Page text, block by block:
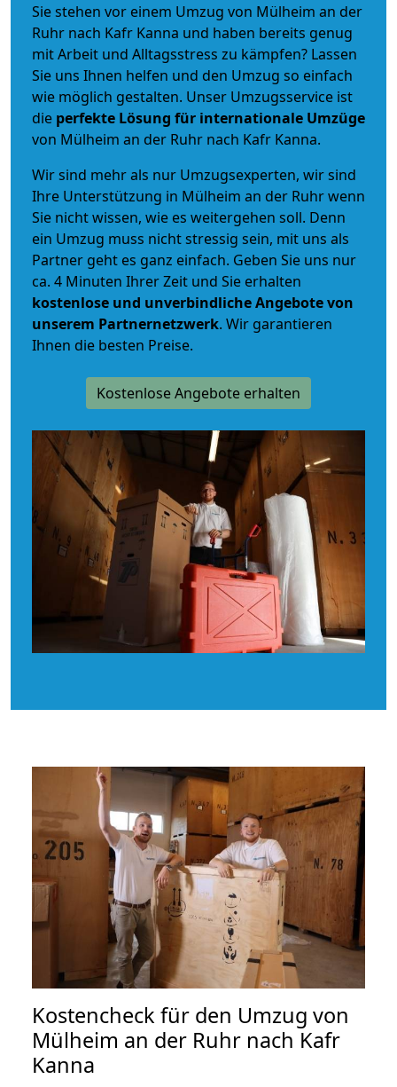
Sie stehen vor einem Umzug von Mülheim an der
Ruhr nach Kafr Kanna und haben bereits genug
mit Arbeit und Alltagsstress zu kämpfen? Lassen
Sie uns Ihnen helfen und den Umzug so einfach
wie möglich gestalten. Unser Umzugsservice ist
die perfekte Lösung für internationale Umzüge
von Mülheim an der Ruhr nach Kafr Kanna.
Wir sind mehr als nur Umzugsexperten, wir sind
Ihre Unterstützung in Mülheim an der Ruhr wenn
Sie nicht wissen, wie es weitergehen soll. Denn
ein Umzug muss nicht stressig sein, mit uns als
Partner geht es ganz einfach. Geben Sie uns nur
ca. 4 Minuten Ihrer Zeit und Sie erhalten
kostenlose und unverbindlicheAngebote von
unserem Partnernetzwerk. Wir garantieren
Ihnen die besten Preise.
Kostenlose Angebote erhalten
Kostencheck für den Umzug von
Mülheim an der Ruhr nach Kafr
Kanna